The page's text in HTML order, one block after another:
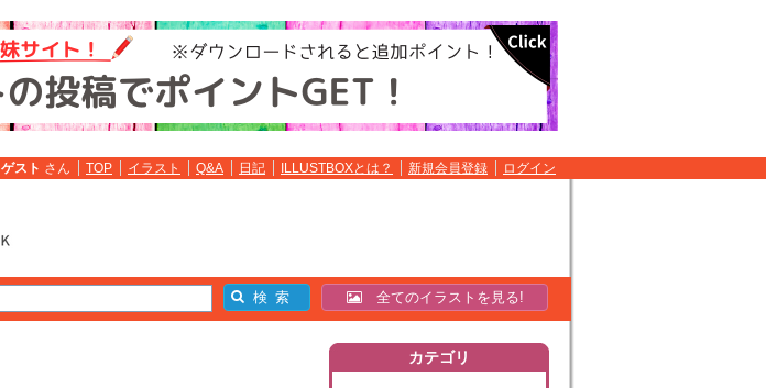
ゲスト さん TOP イラスト Q&A 日記 ILLUSTBOXとは？ 新規会員登録 ログイン
全てのイラストを見る!
カテゴリ